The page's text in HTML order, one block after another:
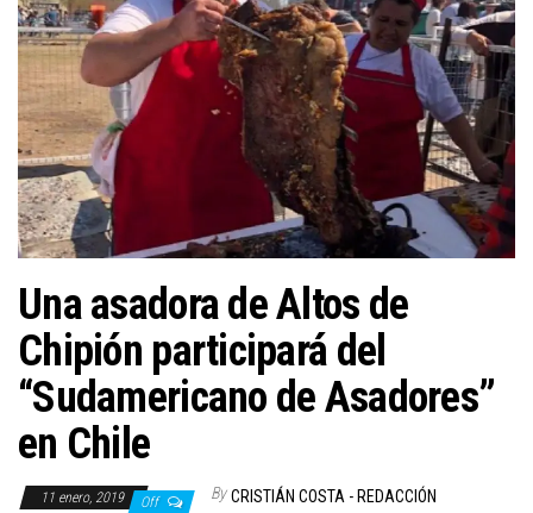
Una asadora de Altos de
Chipión participará del
“Sudamericano de Asadores”
en Chile
11 enero, 2019 Off By CRISTIÁN COSTA - REDACCIÓN